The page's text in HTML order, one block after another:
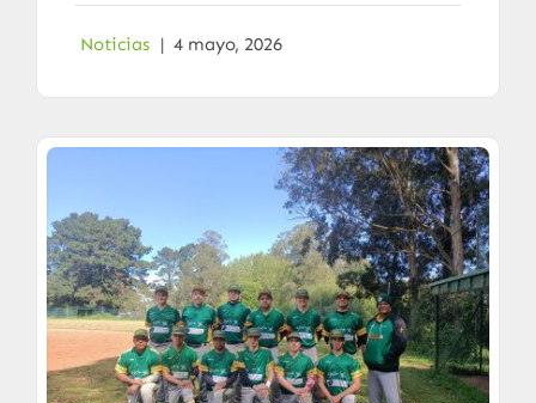
Noticias | 4 mayo, 2026